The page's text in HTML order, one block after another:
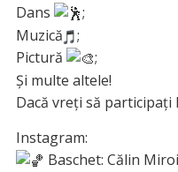
Dans
;
Muzică
;
Pictură
;
Și multe altele!
Dacă vreți să
Instagram:
Baschet: Călin